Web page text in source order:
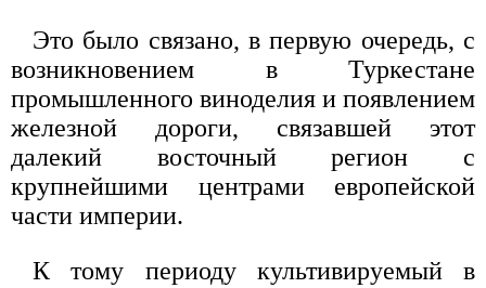
Это было связано, в первую очередь, с
возникновением в Туркестане
промышленного виноделия и появлением
железной дороги, связавшей этот
далекий восточный регион с
крупнейшими центрами европейской
части империи.
К тому периоду культивируемый в